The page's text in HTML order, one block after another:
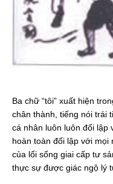
Ba chữ “tôi” xuất hiện
chân thành, tiếng nói trái
cá nhân luôn luôn đối lập
hoàn toàn đối lập với
của lối sống giai cấp tư
thực sự được giác ngộ lý